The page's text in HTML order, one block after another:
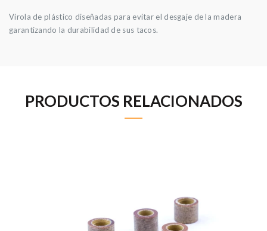
Virola de plástico diseñadas para evitar el desgaje de la madera
garantizando la durabilidad de sus tacos.
PRODUCTOS RELACIONADOS